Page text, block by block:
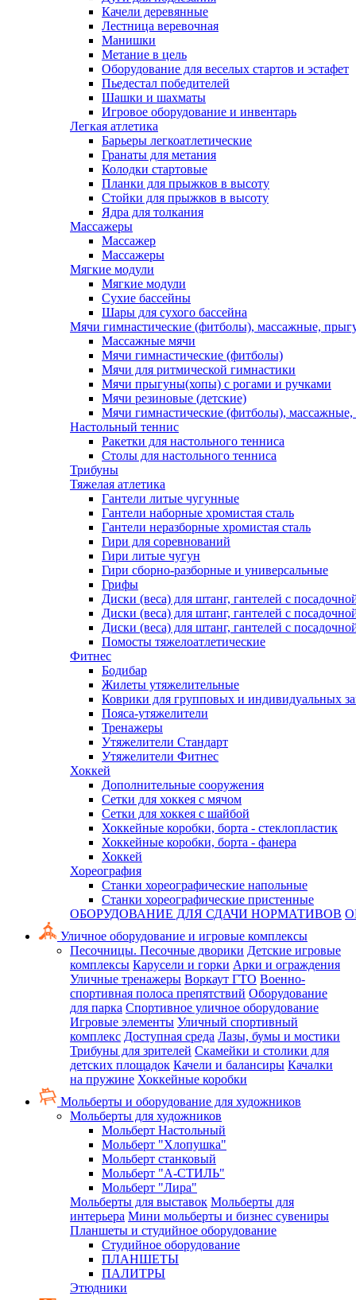
Качели деревянные
Лестница веревочная
Манишки
Метание в цель
Оборудование для веселых стартов и эстафет
Пьедестал победителей
Шашки и шахматы
Игровое оборудование и инвентарь
Легкая атлетика
Барьеры легкоатлетические
Гранаты для метания
Колодки стартовые
Планки для прыжков в высоту
Стойки для прыжков в высоту
Ядра для толкания
Массажеры
Массажер
Массажеры
Мягкие модули
Мягкие модули
Сухие бассейны
Шары для сухого бассейна
Мячи гимнастические (фитболы), массажные,
Массажные мячи
Мячи гимнастические (фитболы)
Мячи для ритмической гимнастики
Мячи прыгуны(хопы) с рогами и ручками
Мячи резиновые (детские)
Мячи гимнастические (фитболы),
Настольный теннис
Ракетки для настольного тенниса
Столы для настольного тенниса
Трибуны
Тяжелая атлетика
Гантели литые чугунные
Гантели наборные хромистая сталь
Гантели неразборные хромистая сталь
Гири для соревнований
Гири литые чугун
Гири сборно-разборные и универсальные
Грифы
Диски (веса) для штанг, гантелей с
Диски (веса) для штанг, гантелей с
Диски (веса) для штанг, гантелей с
Помосты тяжелоатлетические
Фитнес
Бодибар
Жилеты утяжелительные
Коврики для групповых и индивидуальных
Пояса-утяжелители
Тренажеры
Утяжелители Стандарт
Утяжелители Фитнес
Хоккей
Дополнительные сооружения
Сетки для хоккея с мячом
Сетки для хоккея с шайбой
Хоккейные коробки, борта - стеклопластик
Хоккейные коробки, борта - фанера
Хоккей
Хореография
Станки хореографические напольные
Станки хореографические пристенные
ОБОРУДОВАНИЕ ДЛЯ СДАЧИ НОРМАТИВОВ
Уличное оборудование и игровые комплексы
Песочницы. Песочные дворики Детские игровые
комплексы Карусели и горки Арки и ограждения
Уличные тренажеры Воркаут ГТО Военно-
спортивная полоса препятствий Оборудование
для парка Спортивное уличное оборудование
Игровые элементы Уличный спортивный
комплекс Доступная среда Лазы, бумы и мостики
Трибуны для зрителей Скамейки и столики для
детских площадок Качели и балансиры Качалки
на пружине Хоккейные коробки
Мольберты и оборудование для художников
Мольберты для художников
Мольберт Настольный
Мольберт "Хлопушка"
Мольберт станковый
Мольберт "А-СТИЛЬ"
Мольберт "Лира"
Мольберты для выставок Мольберты для
интерьера Мини мольберты и бизнес сувениры
Планшеты и студийное оборудование
Студийное оборудование
ПЛАНШЕТЫ
ПАЛИТРЫ
Этюдники